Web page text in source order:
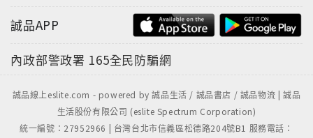
誠品APP
內政部警政署 165全民防騙網
誠品線上eslite.com - powered by 誠品生活 / 誠品書店 / 誠品物流 | 誠品
生活股份有限公司 (eslite Spectrum Corporation)
統一編號：27952966 | 台灣台北市信義區松德路204號B1 服務電話：